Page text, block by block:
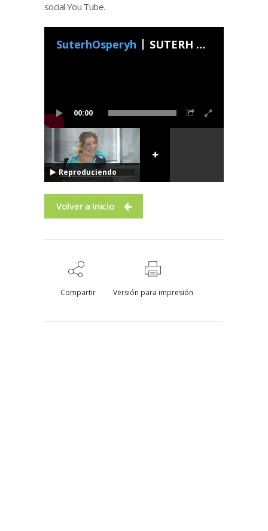
social You Tube.
00:00
SuterhOsperyh SUTERH Con Vos - Programa 28 2023
Reproduciendo
Volver a Inicio
Compartir Versión para impresión